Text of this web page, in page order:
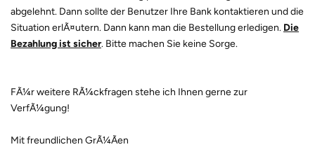
abgelehnt. Dann sollte der Benutzer Ihre Bank kontaktieren und die
Situation erlÃ¤utern. Dann kann man die Bestellung erledigen. Die
Bezahlung ist sicher. Bitte machen Sie keine Sorge.
FÃ¼r weitere RÃ¼ckfragen stehe ich Ihnen gerne zur
VerfÃ¼gung!
Mit freundlichen GrÃ¼Ãen